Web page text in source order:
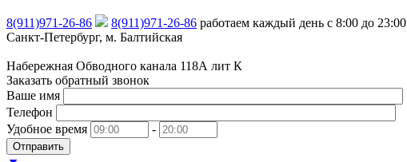
8(911)971-26-86 8(911)971-26-86 работаем каждый день с 8:00 до 23:00
Санкт-Петербург, м. Балтийская
Набережная Обводного канала 118А лит К
Заказать обратный звонок
Ваше имя
Телефон
Удобное время
-
Отправить